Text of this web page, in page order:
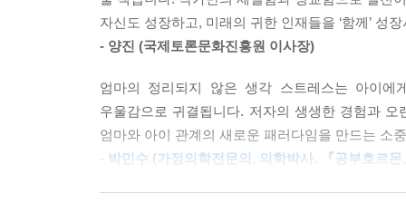
진로지도와 꿈을 이루는 구체적 실천방법인 꿈지
엄마의 꿈이 자라면 아이의 꿈도 자연스럽게 자랄
* 추천사
자신도 성장하고, 미래의 귀한 인재들을 ‘함께’ 성
- 양진 (국제토론문화진흥원 이사장)
엄마의 정리되지 않은 생각 스트레스는 아이
우울감으로 귀결됩니다. 저자의 생생한 경험과
엄마와 아이 관계의 새로운 패러다임을 만드는 소
- 박민수 (가정의학전문의, 의학박사, 『공부호르몬